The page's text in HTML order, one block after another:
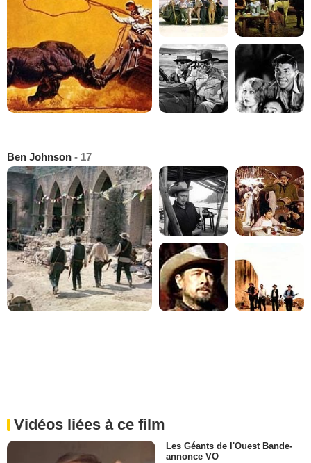
Ben Johnson - 17
Vidéos liées à ce film
Les Géants de l'Ouest Bande-
annonce VO